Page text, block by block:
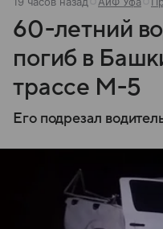
60-летний
погиб в
трассе М-5
Его подрезал